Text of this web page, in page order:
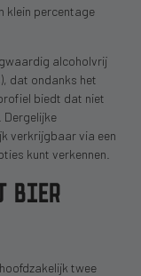
klein percentage
alcoholvrij
dat ondanks het
biedt dat niet
verkrijgbaar via een
kunt verkennen.
BIER
twee